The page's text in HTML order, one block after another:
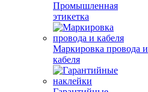
Промышленная
этикетка
Маркировка провода и
кабеля